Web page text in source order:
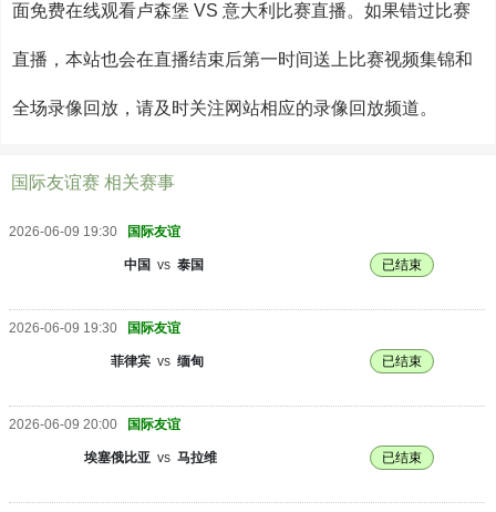
面免费在线观看卢森堡 VS 意大利比赛直播。如果错过比赛
直播，本站也会在直播结束后第一时间送上比赛视频集锦和
全场录像回放，请及时关注网站相应的录像回放频道。
国际友谊赛 相关赛事
2026-06-09 19:30 国际友谊
中国 vs 泰国 已结束
2026-06-09 19:30 国际友谊
菲律宾 vs 缅甸 已结束
2026-06-09 20:00 国际友谊
埃塞俄比亚 vs 马拉维 已结束